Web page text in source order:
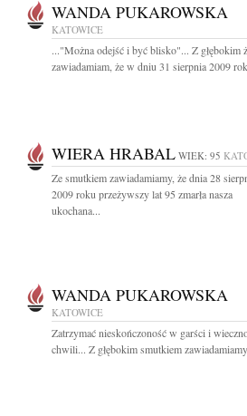
WANDA PUKAROWSKA
KATOWICE
..."Można odejść i być blisko"... Z głębokim
zawiadamiam, że w dniu 31 sierpnia 2009
WIERA HRABAL WIEK: 95
Ze smutkiem zawiadamiamy, że dnia 28
2009 roku przeżywszy lat 95 zmarła nasza
ukochana...
WANDA PUKAROWSKA
KATOWICE
Zatrzymać nieskończoność w garści i
chwili... Z głębokim smutkiem